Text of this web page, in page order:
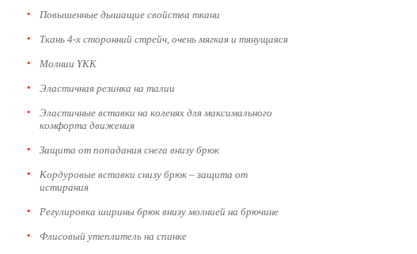
Повышенные дышащие свойства ткани
Ткань 4-х сторонний стрейч, очень мягкая и тянущаяся
Молнии YKK
Эластичная резинка на талии
Эластичные вставки на коленях для максимального
комфорта движения
Защита от попадания снега внизу брюк
Кордуровые вставки снизу брюк – защита от
истирания
Регулировка ширины брюк внизу молнией на брючине
Флисовый утеплитель на спинке